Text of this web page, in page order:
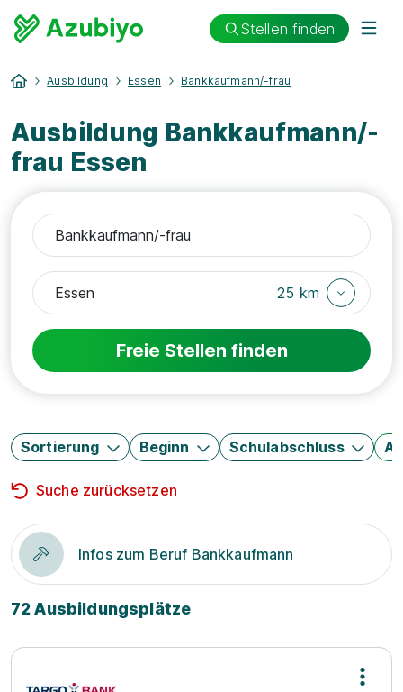
Stellen finden
Ausbildung Essen Bankkaufmann/-frau
Ausbildung Bankkaufmann/-
frau Essen
25 km
Freie Stellen finden
Sortierung Beginn Schulabschluss
Suche zurücksetzen
Infos zum Beruf Bankkaufmann
72 Ausbildungsplätze